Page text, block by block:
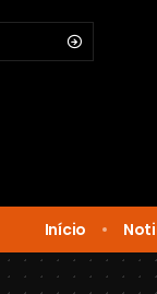
Início